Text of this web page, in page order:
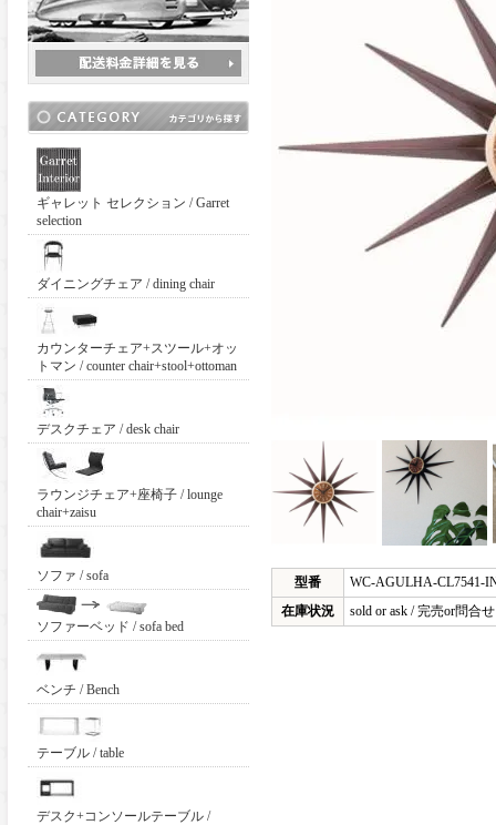
ギャレット セレクション / Garret
selection
ダイニングチェア / dining chair
カウンターチェア+スツール+オッ
トマン / counter chair+stool+ottoman
デスクチェア / desk chair
ラウンジチェア+座椅子 / lounge
chair+zaisu
ソファ / sofa
ソファーベッド / sofa bed
ベンチ / Bench
テーブル / table
デスク+コンソールテーブル /
型番
WC-AGULHA-CL7541-
在庫状況
sold or ask / 完売or問合